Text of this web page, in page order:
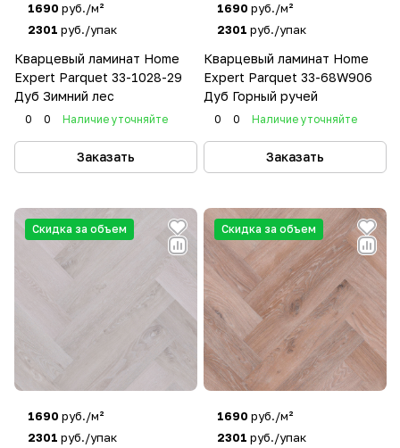
1690 руб./м²
2301 руб./упак
Кварцевый ламинат Home
Expert Parquet 33-1028-29
Дуб Зимний лес
0 0 Наличие уточняйте
Заказать
1690 руб./м²
2301 руб./упак
Кварцевый ламинат Home
Expert Parquet 33-68W906
Дуб Горный ручей
0 0 Наличие уточняйте
Заказать
Скидка за объем
1690 руб./м²
2301 руб./упак
Скидка за объем
1690 руб./м²
2301 руб./упак